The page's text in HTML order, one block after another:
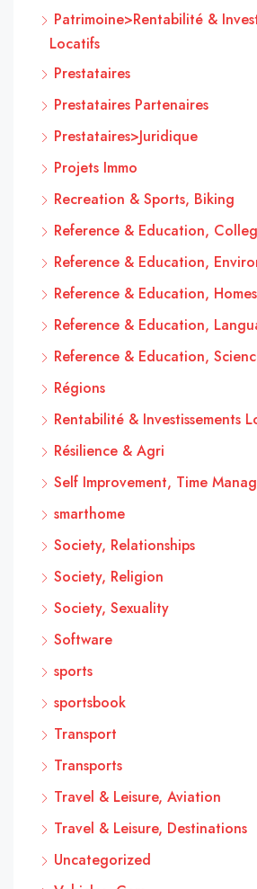
Patrimoine>Rentabilité &
Locatifs
Prestataires
Prestataires Partenaires
Prestataires>Juridique
Projets Immo
Recreation & Sports, Biking
Reference & Education,
Reference & Education,
Reference & Education,
Reference & Education,
Reference & Education,
Régions
Rentabilité & Investissements
Résilience & Agri
Self Improvement, Time
smarthome
Society, Relationships
Society, Religion
Society, Sexuality
Software
sports
sportsbook
Transport
Transports
Travel & Leisure, Aviation
Travel & Leisure, Destinations
Uncategorized